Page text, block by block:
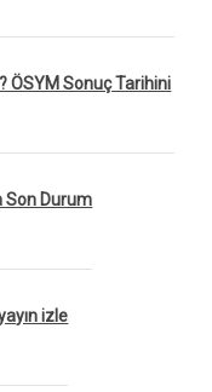
ÖSYM Sonuç Tarihini
Son Durum
izle